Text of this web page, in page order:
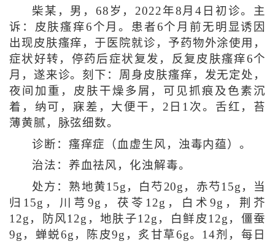
柴某，男，68岁，2022年8月4日初诊。主
诉：皮肤瘙痒6个月。患者6个月前无明显诱因
出现皮肤瘙痒，于医院就诊，予药物外涂使用，
症状好转，停药后症状复发，反复皮肤瘙痒6个
月，遂来诊。刻下：周身皮肤瘙痒，发无定处，
夜间加重，皮肤干燥多屑，可见抓痕及色素沉
着，纳可，寐差，大便干，2日1次。舌红，苔
薄黄腻，脉弦细数。
诊断：瘙痒症（血虚生风，浊毒内蕴）。
治法：养血祛风，化浊解毒。
处方：熟地黄15g，白芍20g，赤芍15g，当
归15g，川芎9g，茯苓12g，白术9g，荆芥
12g，防风12g，地肤子12g，白鲜皮12g，僵蚕
9g，蝉蜕6g，陈皮9g，炙甘草6g。14剂，每日